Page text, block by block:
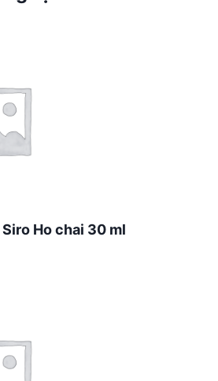
Ho chai 30 ml